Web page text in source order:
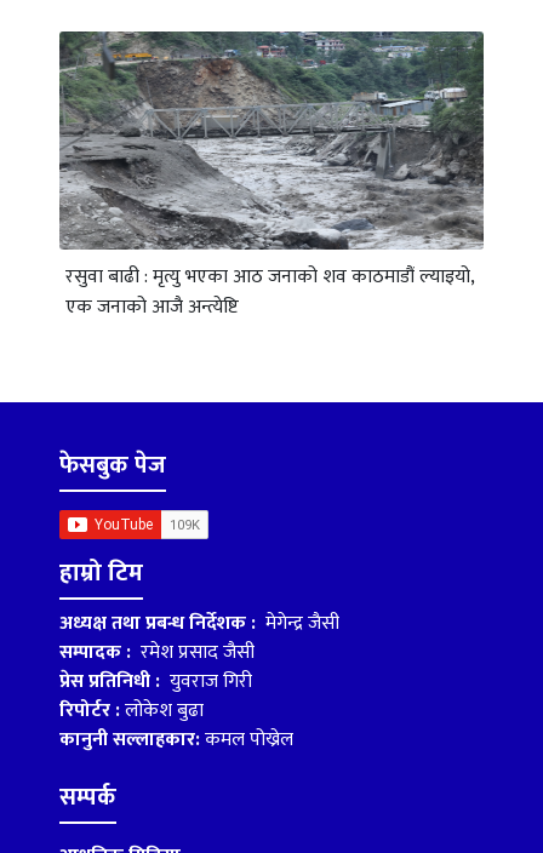
रसुवा बाढी : मृत्यु भएका आठ जनाको शव काठमाडौं ल्याइयो,
एक जनाको आजै अन्त्येष्टि
फेसबुक पेज
हाम्रो टिम
अध्यक्ष तथा प्रबन्ध निर्देशक : मेगेन्द्र जैसी
सम्पादक : रमेश प्रसाद जैसी
प्रेस प्रतिनिधी : युवराज गिरी
रिपोर्टर :लोकेश बुढा
कानुनी सल्लाहकार:कमल पोख्रेल
सम्पर्क